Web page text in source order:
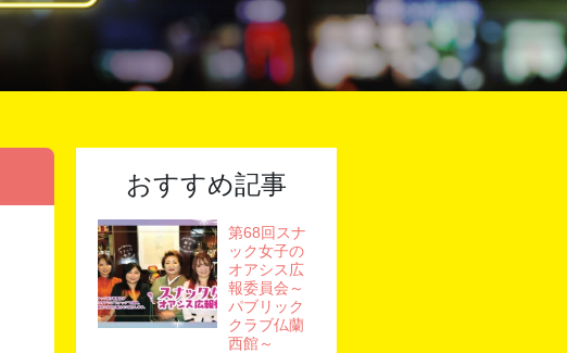
おすすめ記事
第68回スナ
ック女子の
オアシス広
報委員会～
パブリック
クラブ仏蘭
西館～